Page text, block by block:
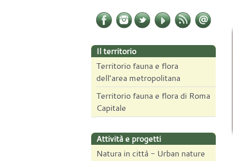
Il territorio
Territorio fauna e flora
dell’area metropolitana
Territorio fauna e flora di Roma
Capitale
Attività e progetti
Natura in città - Urban nature